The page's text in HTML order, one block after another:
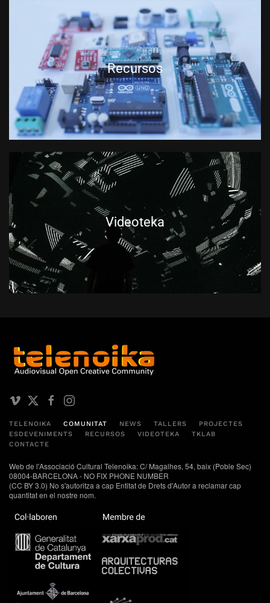
Recursos
Videoteka
TELENOIKA COMUNITAT NEWS TALLERS
PROJECTES
ESDEVENIMENTS
RECURSOS VIDEOTEKA
TKLAB
CONTACTE
Web de l'Associació Cultural Telenoika: C/ Magalhes, 54, baix (Poble Sec)
08004-BARCELONA - NO FIX PHONE NUMBER
(CC BY 3.0) No s'autoritza a cap Entitat de Drets d'Autor a reclamar cap
quantitat en el nostre nom.